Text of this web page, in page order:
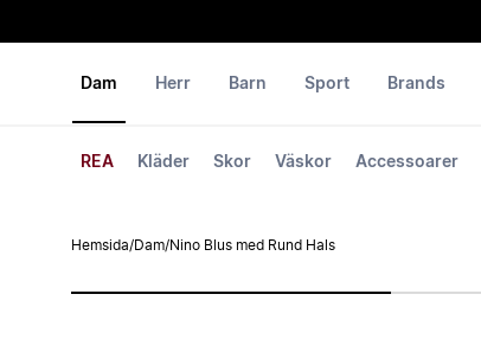
Dam
REA Kläder Skor Väskor Accessoarer
Herr Barn Sport Brands
Hemsida/Dam/Nino Blus med Rund Hals